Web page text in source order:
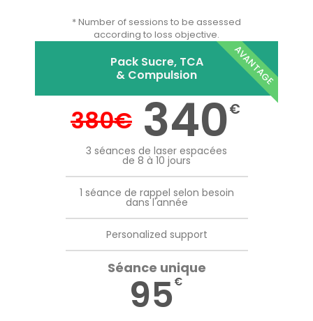
* Number of sessions to be assessed
according to loss objective.
Pack Sucre, TCA
& Compulsion
380€ 340€
3 séances de laser espacées
de 8 à 10 jours
1 séance de rappel selon besoin
dans l'année
Personalized support
Séance unique
95€
AVANTAGE